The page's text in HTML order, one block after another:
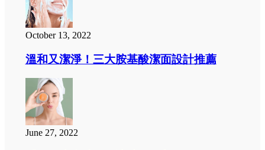
October 13, 2022
溫和又潔淨！三大胺基酸潔面設計推薦
June 27, 2022